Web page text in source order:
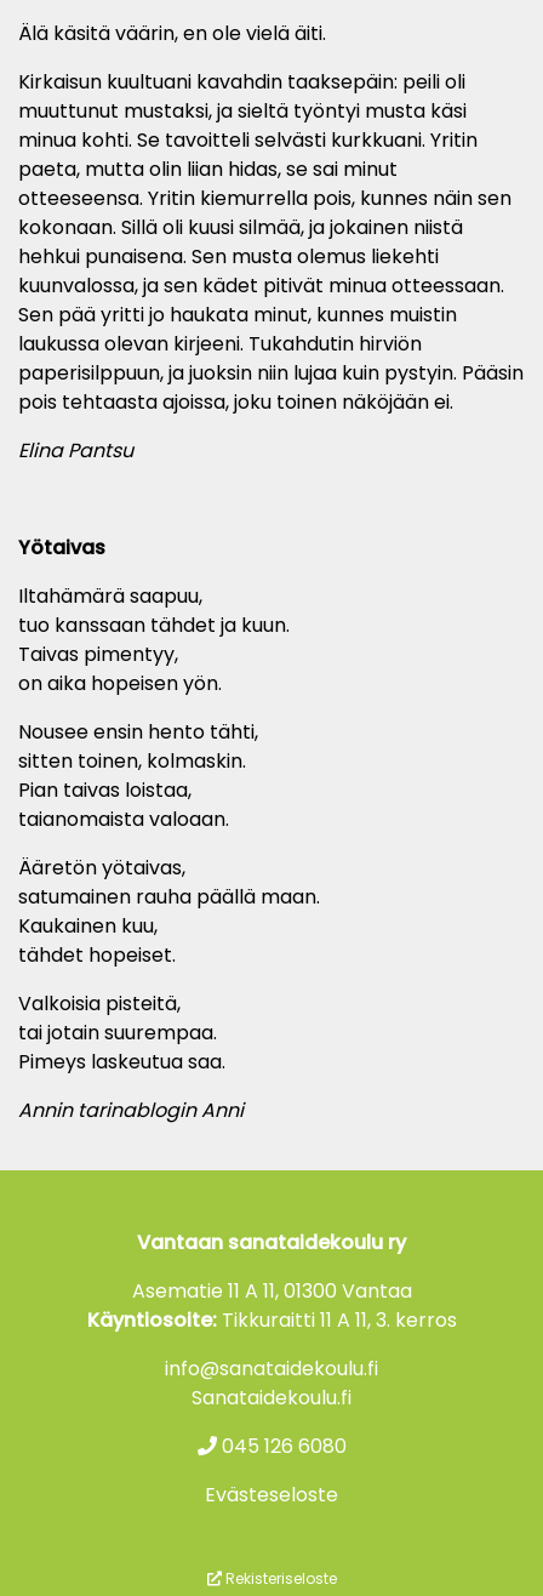
Älä käsitä väärin, en ole vielä äiti.
Kirkaisun kuultuani kavahdin taaksepäin: peili oli
muuttunut mustaksi, ja sieltä työntyi musta käsi
minua kohti. Se tavoitteli selvästi kurkkuani. Yritin
paeta, mutta olin liian hidas, se sai minut
otteeseensa. Yritin kiemurrella pois, kunnes näin sen
kokonaan. Sillä oli kuusi silmää, ja jokainen niistä
hehkui punaisena. Sen musta olemus liekehti
kuunvalossa, ja sen kädet pitivät minua otteessaan.
Sen pää yritti jo haukata minut, kunnes muistin
laukussa olevan kirjeeni. Tukahdutin hirviön
paperisilppuun, ja juoksin niin lujaa kuin pystyin. Pääsin
pois tehtaasta ajoissa, joku toinen näköjään ei.
Elina Pantsu
Yötaivas
Iltahämärä saapuu,
tuo kanssaan tähdet ja kuun.
Taivas pimentyy,
on aika hopeisen yön.
Nousee ensin hento tähti,
sitten toinen, kolmaskin.
Pian taivas loistaa,
taianomaista valoaan.
Ääretön yötaivas,
satumainen rauha päällä maan.
Kaukainen kuu,
tähdet hopeiset.
Valkoisia pisteitä,
tai jotain suurempaa.
Pimeys laskeutua saa.
Annin tarinablogin Anni
Vantaan sanataidekoulu ry
Asematie 11 A 11, 01300 Vantaa
Käyntiosoite:Tikkuraitti 11 A 11, 3. kerros
info@sanataidekoulu.fi
Sanataidekoulu.fi
045 126 6080
Evästeseloste
Rekisteriseloste